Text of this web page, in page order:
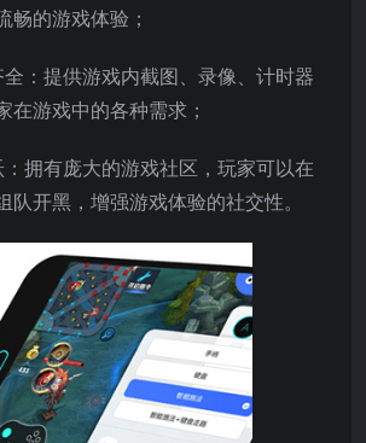
畅的游戏体验；
：提供游戏内截图、录像、计时器
在游戏中的各种需求；
拥有庞大的游戏社区，玩家可以在
队开黑，增强游戏体验的社交性。